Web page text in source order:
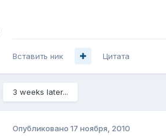
Вставить ник Цитата
3 weeks later...
Опубликовано 17 ноября, 2010